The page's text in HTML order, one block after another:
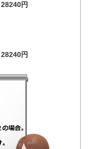
28240円
28240円